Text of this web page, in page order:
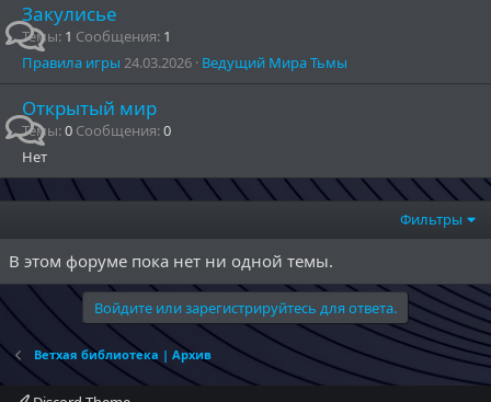
Закулисье
Темы 1 Сообщения 1
Правила игры 24.03.2026 Ведущий Мира Тьмы
Открытый мир
Темы 0 Сообщения 0
Нет
Фильтры
В этом форуме пока нет ни одной темы.
Войдите или зарегистрируйтесь для ответа.
Ветхая библиотека | Архив